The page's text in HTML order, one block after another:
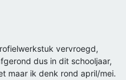
vervroegd,
dus in dit schooljaar,
maar ik denk rond april/mei.